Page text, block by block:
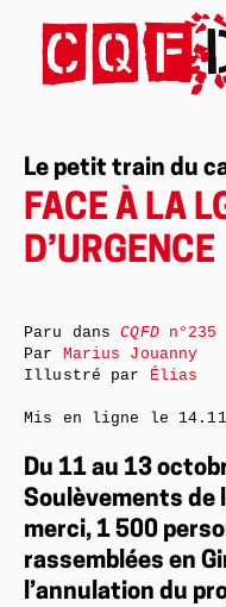
Le petit train du
FACE À LA
D’URGENCE
Du 11 au 13
Soulèvements de
merci, 1 500
rassemblées en
l’annulation du
Paru dansCQFDn°235
Par Marius Jouanny
Illustré par Élias
Mis en ligne le